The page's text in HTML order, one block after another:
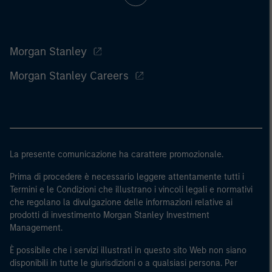
Morgan Stanley
Morgan Stanley Careers
La presente comunicazione ha carattere promozionale.
Prima di procedere è necessario leggere attentamente tutti i
Termini e le Condizioni che illustrano i vincoli legali e normativi
che regolano la divulgazione delle informazioni relative ai
prodotti di investimento Morgan Stanley Investment
Management.
È possibile che i servizi illustrati in questo sito Web non siano
disponibili in tutte le giurisdizioni o a qualsiasi persona. Per